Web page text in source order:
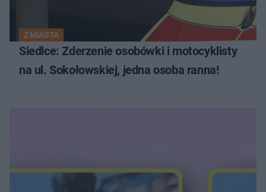
Z MIASTA
Siedlce: Zderzenie osobówki i motocyklisty
na ul. Sokołowskiej, jedna osoba ranna!